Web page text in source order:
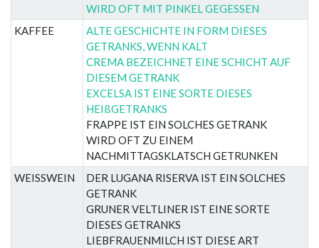
WIRD OFT MIT PINKEL GEGESSEN
KAFFEE
ALTE GESCHICHTE IN FORM DIESES
GETRANKS, WENN KALT
CREMA BEZEICHNET EINE SCHICHT AUF
DIESEM GETRANK
EXCELSA IST EINE SORTE DIESES
HEIßGETRANKS
FRAPPE IST EIN SOLCHES GETRANK
WIRD OFT ZU EINEM
NACHMITTAGSKLATSCH GETRUNKEN
WEISSWEIN
DER LUGANA RISERVA IST EIN SOLCHES
GETRANK
GRUNER VELTLINER IST EINE SORTE
DIESES GETRANKS
LIEBFRAUENMILCH IST DIESE ART